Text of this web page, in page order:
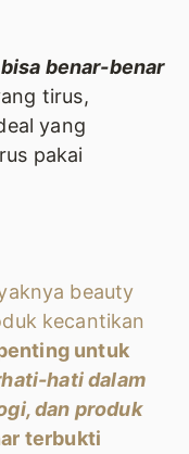
bisa benar-benar
tirus,
yang
pakai
beauty
kecantikan
untuk
hati dalam
dan produk
terbukti